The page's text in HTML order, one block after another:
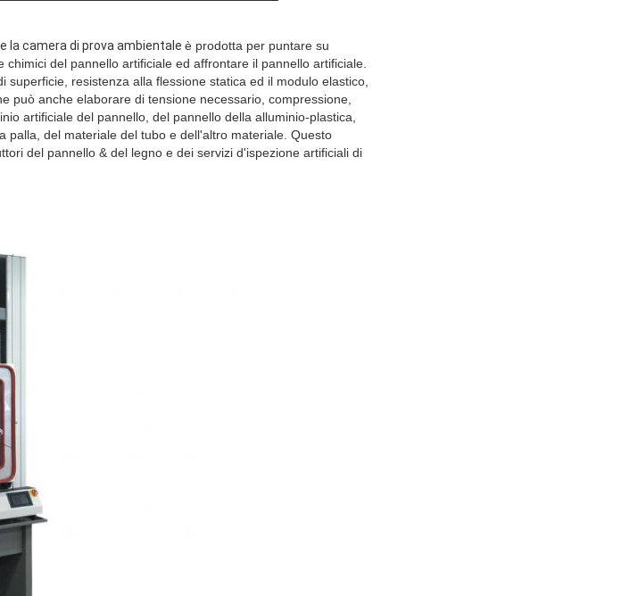
la camera di prova ambientale è prodotta per puntare su
del pannello artificiale ed affrontare il pannello artificiale.
resistenza alla flessione statica ed il modulo elastico,
può anche elaborare di tensione necessario, compressione,
artificiale del pannello, del pannello della alluminio-plastica,
palla, del materiale del tubo e dell'altro materiale. Questo
del pannello & del legno e dei servizi d'ispezione artificiali di